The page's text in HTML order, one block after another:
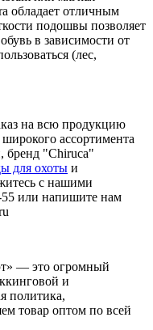
обладает отличным
подошвы позволяет
в зависимости от
(лес,
на всю продукцию
ассортимента
бренд "Chiruca"
для охоты и
с нашими
или напишите нам
— это огромный
и
политика,
товар оптом по всей